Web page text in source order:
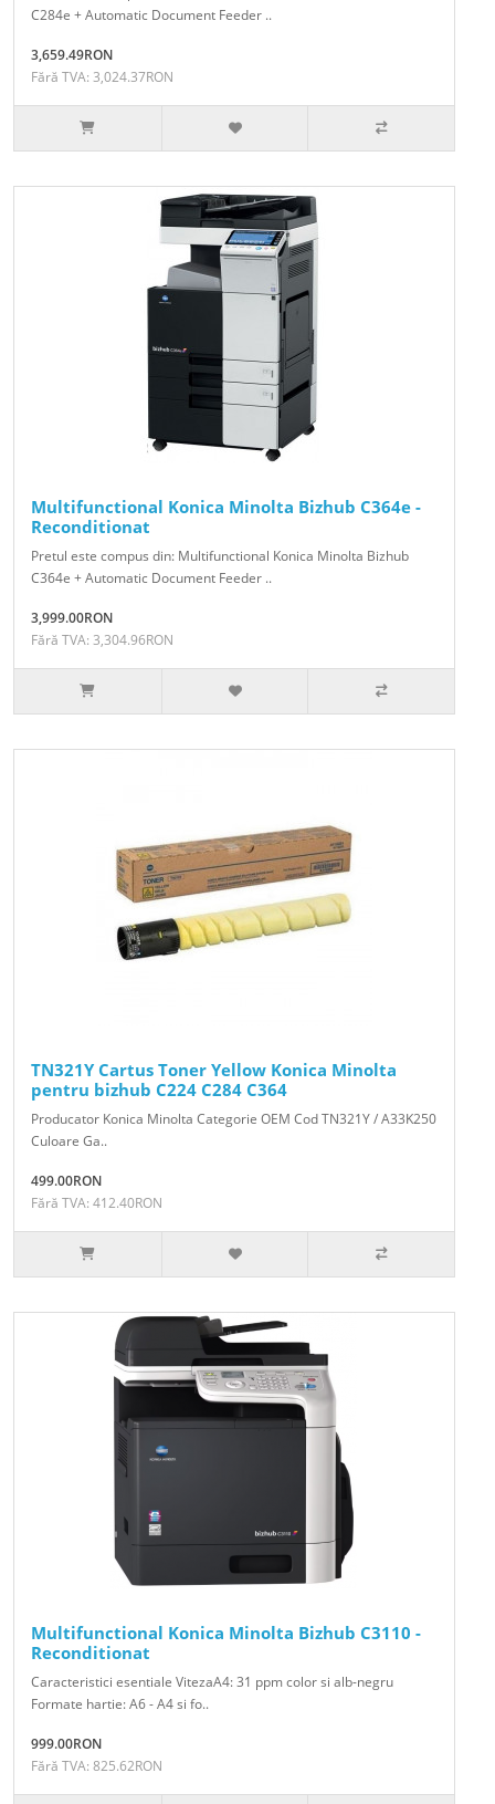
C284e + Automatic Document Feeder ..
3,659.49RON
Fără TVA: 3,024.37RON
Multifunctional Konica Minolta Bizhub C364e -
Reconditionat
Pretul este compus din: Multifunctional Konica Minolta Bizhub
C364e + Automatic Document Feeder ..
3,999.00RON
Fără TVA: 3,304.96RON
TN321Y Cartus Toner Yellow Konica Minolta
pentru bizhub C224 C284 C364
Producator Konica Minolta Categorie OEM Cod TN321Y / A33K250
Culoare Ga..
499.00RON
Fără TVA: 412.40RON
Multifunctional Konica Minolta Bizhub C3110 -
Reconditionat
Caracteristici esentiale VitezaA4: 31 ppm color si alb-negru
Formate hartie: A6 - A4 si fo..
999.00RON
Fără TVA: 825.62RON